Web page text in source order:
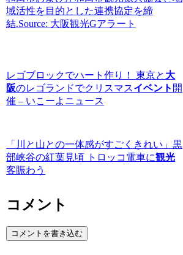
域活性を目的とした連携協定を締
結.Source: 大阪観光Gアラート
レゴブロックでハート作り！ 東京と 大
阪のレゴランドでクリスマスイベント 開
催 – いこーよニュース
「川と山との一体感がすごくきれい」黒
部峡谷の紅葉見頃 トロッコ電車に観光
客賑わう
コメント
コメントを書き込む